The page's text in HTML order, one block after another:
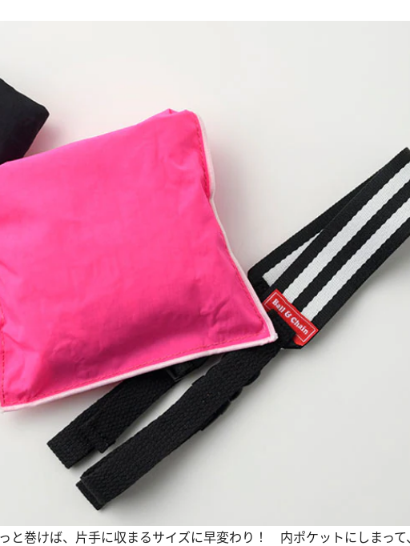
と巻けば、片手に収まるサイズに早変わり！ 内ポケットにしまって